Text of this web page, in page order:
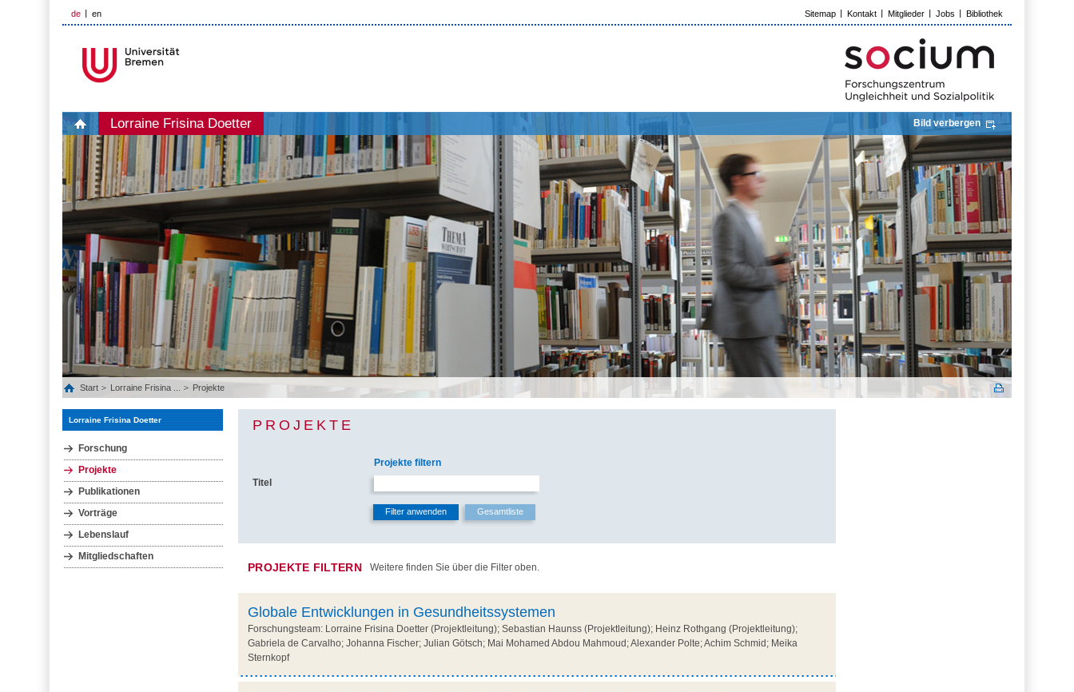
de en Sitemap Kontakt Mitglieder Jobs Bibliothek
Lorraine Frisina Doetter Bild verbergen
Start Lorraine Frisina ... Projekte
Lorraine Frisina Doetter
Forschung
Projekte
Publikationen
Vorträge
Lebenslauf
Mitgliedschaften
PROJEKTE
Projekte filtern
Titel
PROJEKTE FILTERN Weitere finden Sie über die Filter oben.
Globale Entwicklungen in Gesundheitssystemen
Forschungsteam: Lorraine Frisina Doetter (Projektleitung); Sebastian Haunss (Projektleitung); Heinz Rothgang (Projektleitung);
Gabriela de Carvalho; Johanna Fischer; Julian Götsch; Mai Mohamed Abdou Mahmoud; Alexander Polte; Achim Schmid; Meika
Sternkopf